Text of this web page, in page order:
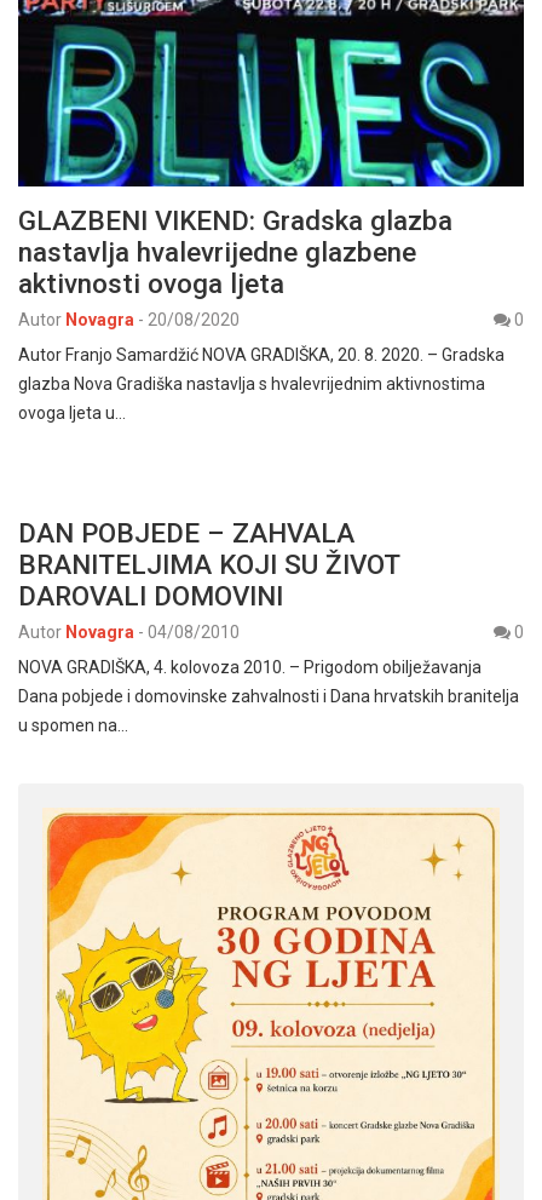
GLAZBENI VIKEND: Gradska glazba
nastavlja hvalevrijedne glazbene
aktivnosti ovoga ljeta
Autor Novagra - 20/08/2020
0
Autor Franjo Samardžić NOVA GRADIŠKA, 20. 8. 2020. – Gradska
glazba Nova Gradiška nastavlja s hvalevrijednim aktivnostima
ovoga ljeta u…
DAN POBJEDE – ZAHVALA
BRANITELJIMA KOJI SU ŽIVOT
DAROVALI DOMOVINI
Autor Novagra - 04/08/2010
0
NOVA GRADIŠKA, 4. kolovoza 2010. – Prigodom obilježavanja
Dana pobjede i domovinske zahvalnosti i Dana hrvatskih branitelja
u spomen na…